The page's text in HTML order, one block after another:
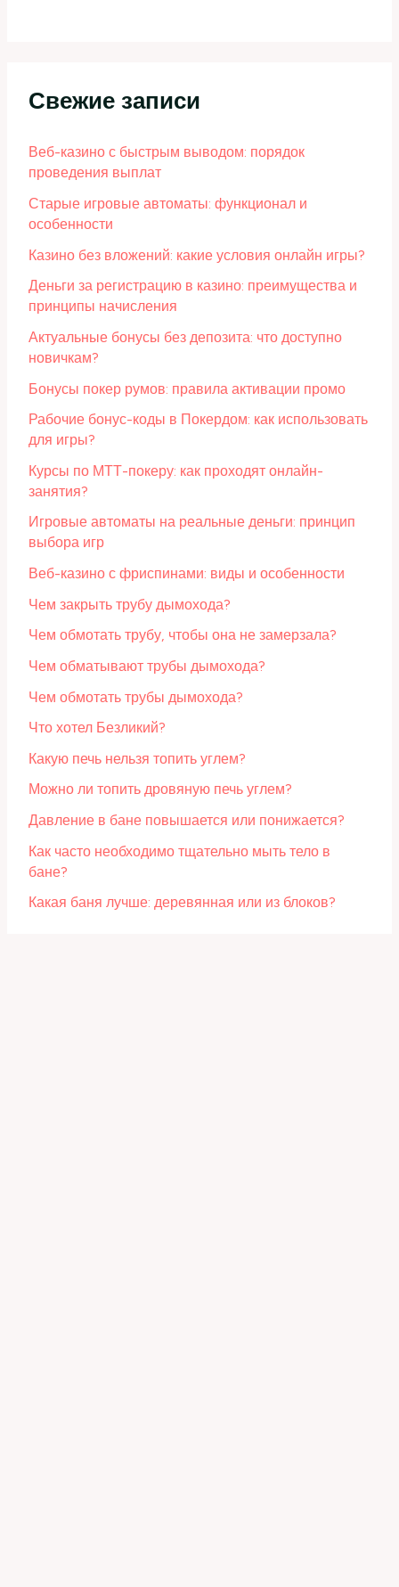
Свежие записи
Веб-казино с быстрым выводом: порядок
проведения выплат
Старые игровые автоматы: функционал и
особенности
Казино без вложений: какие условия онлайн игры?
Деньги за регистрацию в казино: преимущества и
принципы начисления
Актуальные бонусы без депозита: что доступно
новичкам?
Бонусы покер румов: правила активации промо
Рабочие бонус-коды в Покердом: как использовать
для игры?
Курсы по МТТ-покеру: как проходят онлайн-
занятия?
Игровые автоматы на реальные деньги: принцип
выбора игр
Веб-казино с фриспинами: виды и особенности
Чем закрыть трубу дымохода?
Чем обмотать трубу, чтобы она не замерзала?
Чем обматывают трубы дымохода?
Чем обмотать трубы дымохода?
Что хотел Безликий?
Какую печь нельзя топить углем?
Можно ли топить дровяную печь углем?
Давление в бане повышается или понижается?
Как часто необходимо тщательно мыть тело в
бане?
Какая баня лучше: деревянная или из блоков?